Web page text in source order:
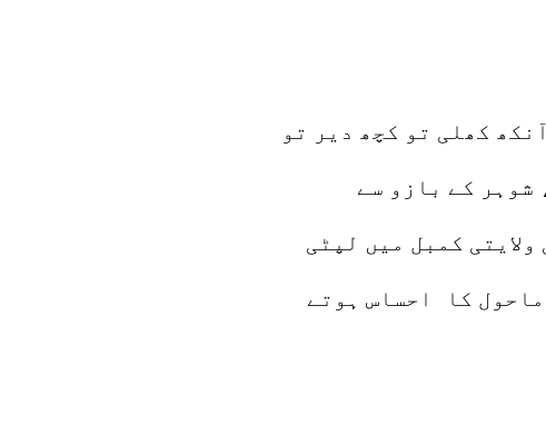
کھلی تو کچھ دیر تو
شوہر کے بازو سے
کمبل میں لپٹی
کا احساس ہوتے